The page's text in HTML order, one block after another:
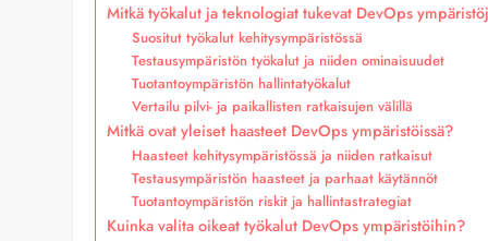
Mitkä työkalut ja teknologiat tukevat DevOps
Suositut työkalut kehitysympäristössä
Testausympäristön työkalut ja niiden ominaisuudet
Tuotantoympäristön hallintatyökalut
Vertailu pilvi- ja paikallisten ratkaisujen välillä
Mitkä ovat yleiset haasteet DevOps ympäristöissä?
Haasteet kehitysympäristössä ja niiden ratkaisut
Testausympäristön haasteet ja parhaat käytännöt
Tuotantoympäristön riskit ja hallintastrategiat
Kuinka valita oikeat työkalut DevOps ympäristöihin?